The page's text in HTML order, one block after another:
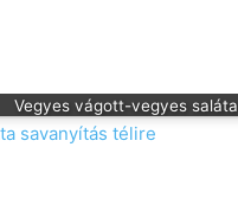
Vegyes vágott-vegyes saláta